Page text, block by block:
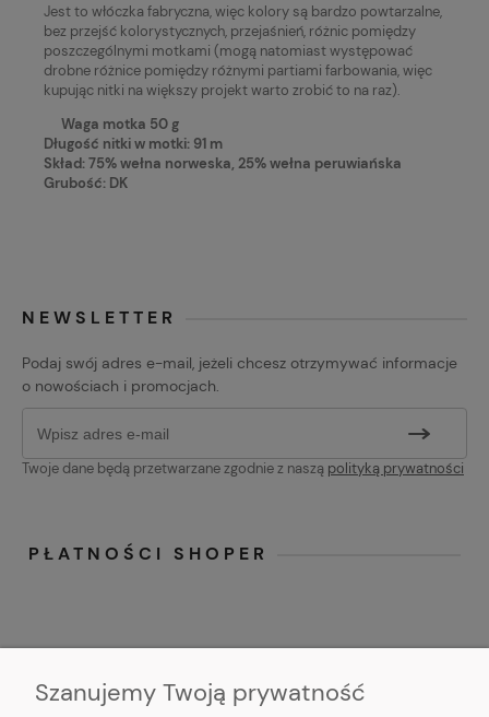
Jest to włóczka fabryczna, więc kolory są bardzo powtarzalne,
bez przejść kolorystycznych, przejaśnień, różnic pomiędzy
poszczególnymi motkami (mogą natomiast występować
drobne różnice pomiędzy różnymi partiami farbowania, więc
kupując nitki na większy projekt warto zrobić to na raz).
Waga motka 50 g
Długość nitki w motki: 91 m
Skład: 75% wełna norweska, 25% wełna peruwiańska
Grubość: DK
NEWSLETTER
Podaj swój adres e-mail, jeżeli chcesz otrzymywać informacje
o nowościach i promocjach.
Twoje dane będą przetwarzane zgodnie z naszą polityką prywatności
PŁATNOŚCI SHOPER
Szanujemy Twoją prywatność